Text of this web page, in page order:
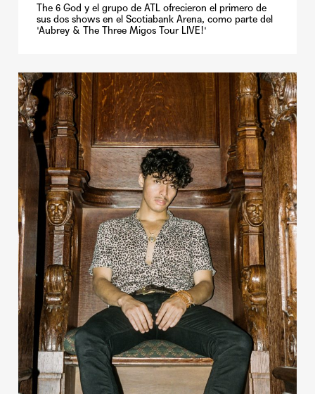
The 6 God y el grupo de ATL ofrecieron el primero de
sus dos shows en el Scotiabank Arena, como parte del
'Aubrey & The Three Migos Tour LIVE!'